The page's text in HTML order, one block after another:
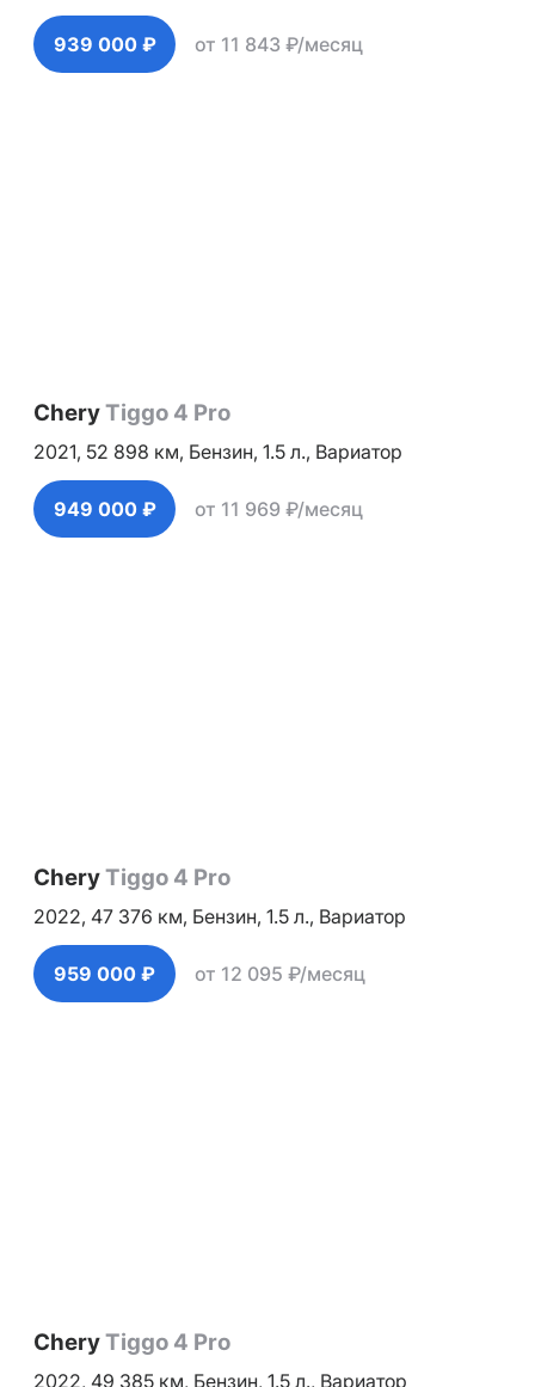
939 000 ₽ от 11 843 ₽/месяц
CheryTiggo 4 Pro
2021, 52 898 км, Бензин, 1.5 л., Вариатор
949 000 ₽ от 11 969 ₽/месяц
CheryTiggo 4 Pro
2022, 47 376 км, Бензин, 1.5 л., Вариатор
959 000 ₽ от 12 095 ₽/месяц
CheryTiggo 4 Pro
2022, 49 385 км, Бензин, 1.5 л., Вариатор